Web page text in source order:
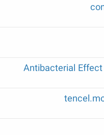
Antibacterial